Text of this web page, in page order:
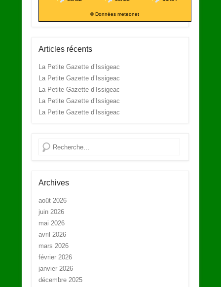
© Données meteonet
Articles récents
La Petite Gazette d’Issigeac
La Petite Gazette d’Issigeac
La Petite Gazette d’Issigeac
La Petite Gazette d’Issigeac
La Petite Gazette d’Issigeac
Recherche
Archives
août 2026
juin 2026
mai 2026
avril 2026
mars 2026
février 2026
janvier 2026
décembre 2025